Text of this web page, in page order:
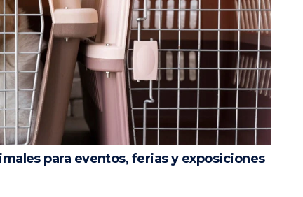
para eventos, ferias y exposiciones